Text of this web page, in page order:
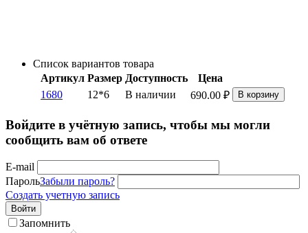
Список вариантов товара
Артикул Размер Доступность
Цена
1680
12*6 В наличии 690.00 ₽ В корзину
Войдите в учётную запись, чтобы мы могли
сообщить вам об ответе
E-mail
ПарольЗабыли пароль?
Создать учетную запись
Войти
Запомнить